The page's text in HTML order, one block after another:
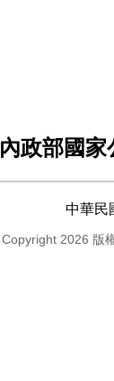
內政部國
中華民
Copyright 2026 版